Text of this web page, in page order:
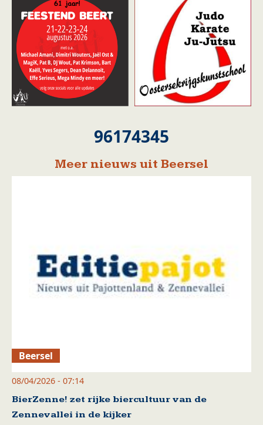
96174345
Meer nieuws uit Beersel
Beersel
08/04/2026 - 07:14
BierZenne! zet rijke biercultuur van de
Zennevallei in de kijker